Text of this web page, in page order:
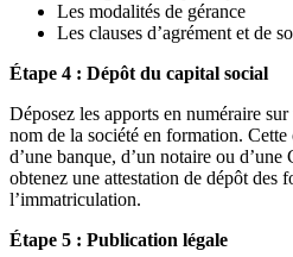
Les modalités de gérance
Les clauses d’agrément et de
Étape 4 : Dépôt du capital social
Déposez les apports en numéraire
nom de la société en formation. Cette
d’une banque, d’un notaire ou d’une
obtenez une attestation de dépôt des
l’immatriculation.
Étape 5 : Publication légale